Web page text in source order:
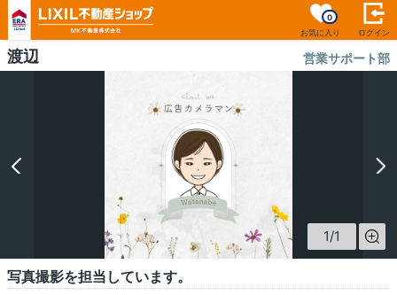
お気に入り
0
ログイン
渡辺 営業サポート部
1/1
写真撮影を担当しています。